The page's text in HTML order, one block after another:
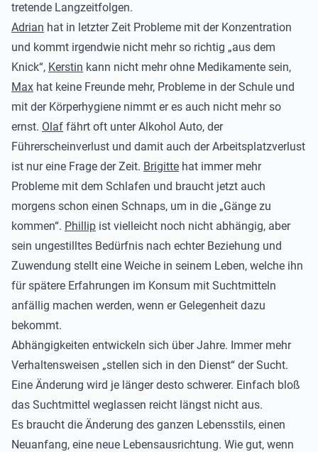
tretende Langzeitfolgen.
Adrian hat in letzter Zeit Probleme mit der Konzentration
und kommt irgendwie nicht mehr so richtig „aus dem
Knick“, Kerstin kann nicht mehr ohne Medikamente sein,
Max hat keine Freunde mehr, Probleme in der Schule und
mit der Körperhygiene nimmt er es auch nicht mehr so
ernst. Olaf fährt oft unter Alkohol Auto, der
Führerscheinverlust und damit auch der Arbeitsplatzverlust
ist nur eine Frage der Zeit. Brigitte hat immer mehr
Probleme mit dem Schlafen und braucht jetzt auch
morgens schon einen Schnaps, um in die „Gänge zu
kommen“. Phillip ist vielleicht noch nicht abhängig, aber
sein ungestilltes Bedürfnis nach echter Beziehung und
Zuwendung stellt eine Weiche in seinem Leben, welche ihn
für spätere Erfahrungen im Konsum mit Suchtmitteln
anfällig machen werden, wenn er Gelegenheit dazu
bekommt.
Abhängigkeiten entwickeln sich über Jahre. Immer mehr
Verhaltensweisen „stellen sich in den Dienst“ der Sucht.
Eine Änderung wird je länger desto schwerer. Einfach bloß
das Suchtmittel weglassen reicht längst nicht aus.
Es braucht die Änderung des ganzen Lebensstils, einen
Neuanfang, eine neue Lebensausrichtung. Wie gut, wenn